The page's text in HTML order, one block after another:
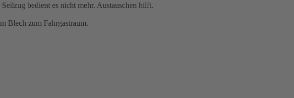
bedient es nicht mehr. Austauschen hilft.
Blech zum Fahrgastraum.